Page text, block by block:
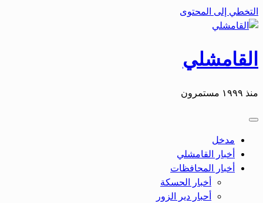
التخطي إلى المحتوى
القامشلي
منذ ١٩٩٩ مستمرون
مدخل
أخبار القامشلي
أخبار المحافظات
أخبار الحسكة
أحبار دير الزور